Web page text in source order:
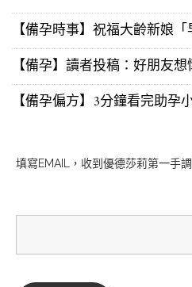
【備孕時事】祝福大齡新娘
【備孕】讀者投稿：好朋友
【備孕偏方】3分鐘看完助孕
填寫EMAIL，收到優德莎莉第一手